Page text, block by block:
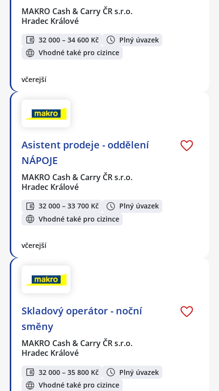
MAKRO Cash & Carry ČR s.r.o.
Hradec Králové
32 000 – 34 600 Kč
Plný úvazek
Vhodné také pro cizince
včerejší
Asistent prodeje - oddělení
NÁPOJE
MAKRO Cash & Carry ČR s.r.o.
Hradec Králové
32 000 – 33 700 Kč
Plný úvazek
Vhodné také pro cizince
včerejší
Skladový operátor - noční
směny
MAKRO Cash & Carry ČR s.r.o.
Hradec Králové
32 000 – 35 800 Kč
Plný úvazek
Vhodné také pro cizince